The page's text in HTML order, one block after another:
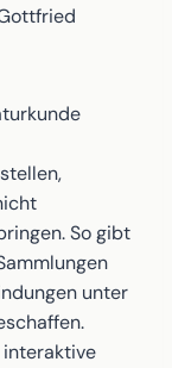
So gibt
unter
interaktive